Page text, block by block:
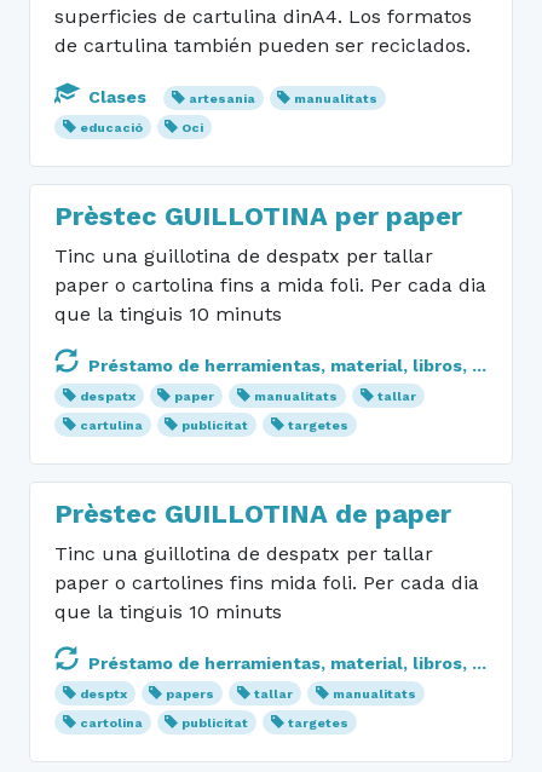
superficies de cartulina dinA4. Los formatos
de cartulina también pueden ser reciclados.
Clases artesania
manualitats
educació
Oci
Prèstec GUILLOTINA per paper
Tinc una guillotina de despatx per tallar
paper o cartolina fins a mida foli. Per cada dia
que la tinguis 10 minuts
Préstamo de herramientas, material, libros, ...
despatx paper manualitats
tallar
cartulina
publicitat targetes
Prèstec GUILLOTINA de paper
Tinc una guillotina de despatx per tallar
paper o cartolines fins mida foli. Per cada dia
que la tinguis 10 minuts
Préstamo de herramientas, material, libros, ...
desptx papers tallar
manualitats
cartolina
publicitat targetes